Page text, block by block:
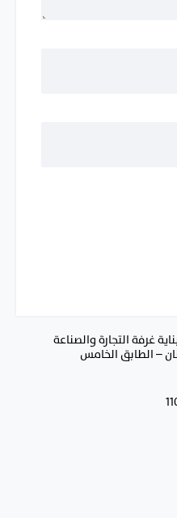
غرفة التجارة والصناعة
– الطابق الخامس